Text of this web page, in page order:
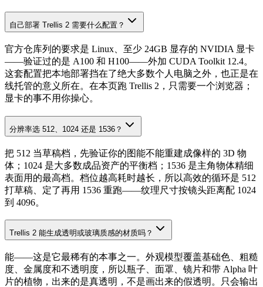
自己部署 Trellis 2 需要什么配置？
官方仓库列的要求是 Linux、至少 24GB 显存的 NVIDIA 显卡
——验证过的是 A100 和 H100——外加 CUDA Toolkit 12.4。
这套配置把本地部署挡在了绝大多数个人电脑之外，也正是在
线托管的意义所在。在本页跑 Trellis 2，只需要一个浏览器；
显卡的事不用你操心。
分辨率选 512、1024 还是 1536？
把 512 当草稿档，先验证你的图能不能重建成像样的 3D 物
体；1024 是大多数成品资产的平衡档；1536 是主角物体精细
表面用的最高档。档位越高耗时越长，所以高效的循环是 512
打草稿、定了再用 1536 重跑——纹理尺寸按镜头距离配 1024
到 4096。
Trellis 2 能生成透明或玻璃质感的材质吗？
能——这是它最稀有的本事之一。外观模型覆盖基础色、粗糙
度、金属度和不透明度，所以瓶子、面罩、镜片和带 Alpha 叶
片的植物，出来的是真透明，不是画出来的假透明。只会输出